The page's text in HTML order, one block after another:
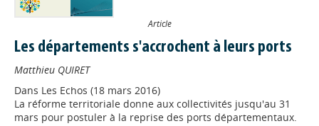
Article
Les départements s'accrochent à leurs ports
Matthieu QUIRET
Dans Les Echos (18 mars 2016)
La réforme territoriale donne aux collectivités jusqu'au 31
mars pour postuler à la reprise des ports départementaux.